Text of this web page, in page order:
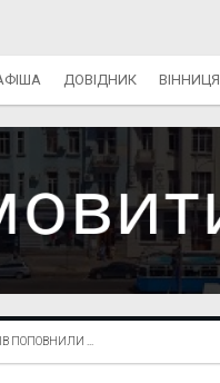
ДОВІДНИК ВІННИЦЯ
ПОПОВНИЛИ ...